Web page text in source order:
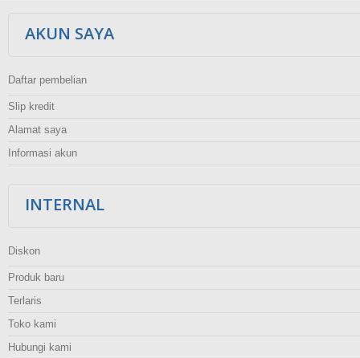
AKUN SAYA
Daftar pembelian
Slip kredit
Alamat saya
Informasi akun
INTERNAL
Diskon
Produk baru
Terlaris
Toko kami
Hubungi kami